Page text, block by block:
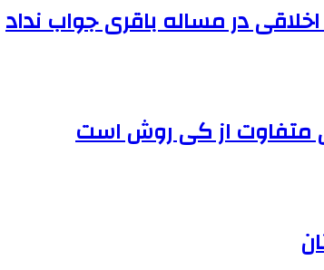
در مساله باقری جواب نداد
متفاوت از کی روش است